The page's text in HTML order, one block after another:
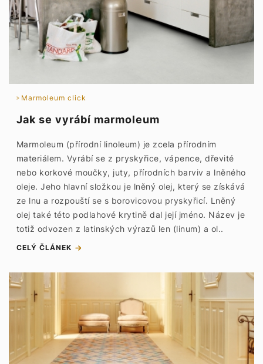
Marmoleum click
Jak se vyrábí marmoleum
Marmoleum (přírodní linoleum) je zcela přírodním
materiálem. Vyrábí se z pryskyřice, vápence, dřevité
nebo korkové moučky, juty, přírodních barviv a lněného
oleje. Jeho hlavní složkou je lněný olej, který se získává
ze lnu a rozpouští se s borovicovou pryskyřicí. Lněný
olej také této podlahové krytině dal její jméno. Název je
totiž odvozen z latinských výrazů len (linum) a ol..
CELÝ ČLÁNEK